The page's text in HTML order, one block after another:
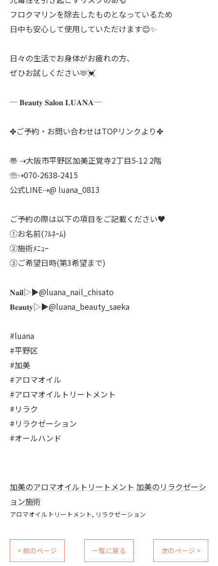
フロクマリンを除去したものとなっているため
日中も安心して使用していただけます😊✨
日々の生活でお身体がお疲れの方、
ぜひお試しください🫶💓
─ 𝐁𝐞𝐚𝐮𝐭𝐲 𝐒𝐚𝐥𝐨𝐧 𝐋𝐔𝐀𝐍𝐀─
✤ご予約・お問い合わせはTOPリンクより✤
〠 ⇢大阪市平野区加美正覚寺2丁目5-12 2階
☏⇢070-2638-2415
公式LINE⇢@ luana_0813
ご予約の際は以下の項目をご記載ください♥
①お名前(ﾌﾙﾈｰﾑ)
②施術ﾒﾆｭｰ
③ご希望日時(第3希望まで)
𝐍𝐚𝐢𝐥▷▶@luana_nail_chisato
𝐁𝐞𝐚𝐮𝐭𝐲▷▶@luana_beauty_saeka
#luana
#平野区
#加美
#アロマオイル
#アロマオイルトリートメント
#リラク
#リラクゼーション
#オールハンド
加美のアロマオイルトリートメント 加美のリラクゼーシ
ョン施術
アロマオイルトリートメント リラクゼーション
< 前のページ 一覧に戻る 次のページ >